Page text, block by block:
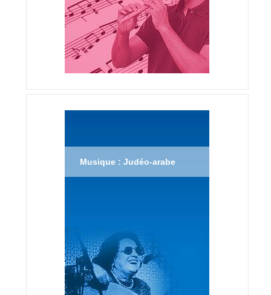
Musique : Judéo-arabe